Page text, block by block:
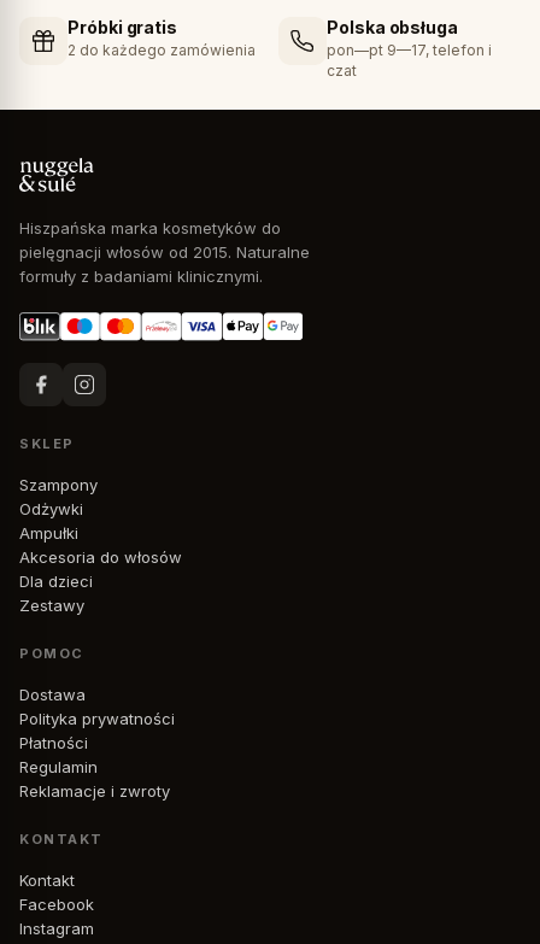
Próbki gratis
2 do każdego zamówienia
Polska obsługa
pon—pt 9—17, telefon i
czat
Hiszpańska marka kosmetyków do
pielęgnacji włosów od 2015. Naturalne
formuły z badaniami klinicznymi.
SKLEP
Szampony
Odżywki
Ampułki
Akcesoria do włosów
Dla dzieci
Zestawy
POMOC
Dostawa
Polityka prywatności
Płatności
Regulamin
Reklamacje i zwroty
KONTAKT
Kontakt
Facebook
Instagram